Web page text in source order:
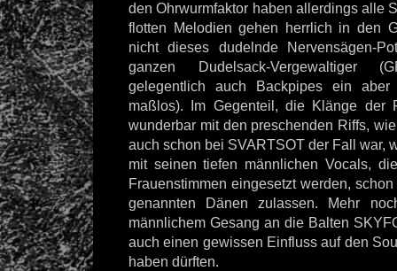
den Ohrwurmfaktor haben allerdings alle
flotten Melodien gehen herrlich in den
nicht dieses dudelnde Nervensägen-
ganzen Dudelsack-Vergewaltiger
gelegentlich auch Backpipes ein
maßlos). Im Gegenteil, die Klänge der
wunderbar mit den preschenden Riffs,
auch schon bei SVARTSOT der Fall war,
mit seinen tiefen männlichen Vocals,
Frauenstimmen eingesetzt werden,
genannten Dänen zulassen. Mehr
männlichem Gesang an die Balten
auch einen gewissen Einfluss auf den
haben dürften.